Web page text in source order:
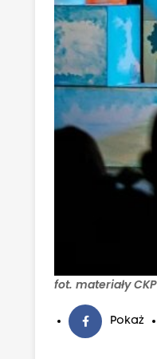
fot. materiały CKP
Pokaż